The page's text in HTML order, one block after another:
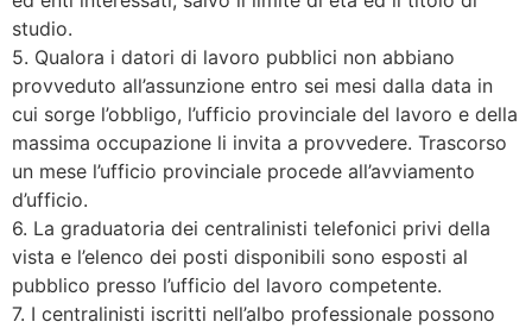
studio.
5. Qualora i datori di lavoro pubblici non abbiano
provveduto all’assunzione entro sei mesi dalla data in
cui sorge l’obbligo, l’ufficio provinciale del lavoro e della
massima occupazione li invita a provvedere. Trascorso
un mese l’ufficio provinciale procede all’avviamento
d’ufficio.
6. La graduatoria dei centralinisti telefonici privi della
vista e l’elenco dei posti disponibili sono esposti al
pubblico presso l’ufficio del lavoro competente.
7. I centralinisti iscritti nell’albo professionale possono